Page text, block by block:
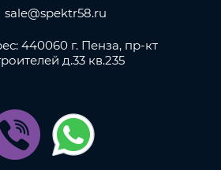
sale@spektr58.ru
440060 г. Пенза, пр-кт
д.33 кв.235